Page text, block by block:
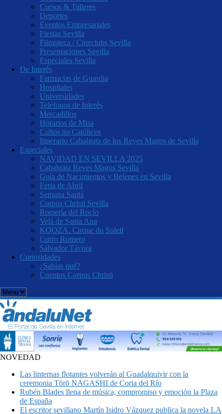
Cursos & Talleres
Deportes
Eventos Empresariales
Fiestas Sevilla
Filmoteca / Cineclubs Sevilla
Presentaciones Sevilla
Especiales Sevilla
De Interés
Farmacias de Guardia
Hospitales
Universidades
Teléfonos de Interés
Mercadillos
Horarios de Misa
Cultos no Católicos
Itinerario Cabalgata de los Reyes Magos de Sevilla
Especiales
NAVIDAD EN SEVILLA 2025
Cabalgata Reyes Magos Sevilla
Guía de Nacimientos y Belenes en Sevilla
Feria de Abril
Semana Santa
Corpus Christi Sevilla
Romería del Rocío
Velá de Santa Ana
KOOZA. Cirque du Soleil
Curro Romero
Salvador Távora
Curiosidades
¿Sabías qué?
Cuentos Corpus Christi
NOVEDAD
Las linternas flotantes volverán al Guadalquivir con la
ceremonia Tōrō NAGASHI de Coria del Río
Rubén Blades llena de música, compromiso y emoción la Plaza
de España
El escritor sevillano Martín Isidro Vázquez publica la novela LA